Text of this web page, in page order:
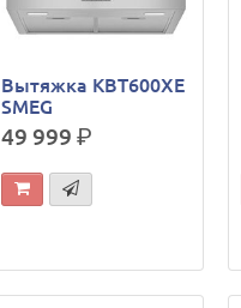
Вытяжка KBT600XE
SMEG
49 999р.